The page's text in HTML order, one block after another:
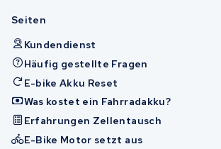
Seiten
Kundendienst
Häufig gestellte Fragen
E-bike Akku Reset
Was kostet ein Fahrradakku?
Erfahrungen Zellentausch
E-Bike Motor setzt aus